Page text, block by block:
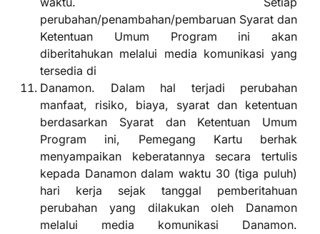
perubahan/penambahan/pembaruan Syarat dan
Ketentuan Umum Program ini akan
diberitahukan melalui media komunikasi yang
tersedia di
Danamon. Dalam hal terjadi perubahan
manfaat, risiko, biaya, syarat dan ketentuan
berdasarkan Syarat dan Ketentuan Umum
Program ini, Pemegang Kartu berhak
menyampaikan keberatannya secara tertulis
kepada Danamon dalam waktu 30 (tiga puluh)
hari kerja sejak tanggal pemberitahuan
perubahan yang dilakukan oleh Danamon
melalui media komunikasi Danamon.